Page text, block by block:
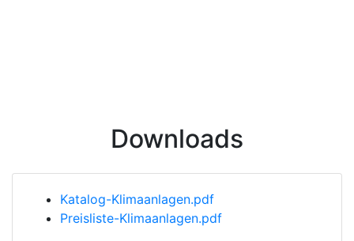
Downloads
Katalog-Klimaanlagen.pdf
Preisliste-Klimaanlagen.pdf